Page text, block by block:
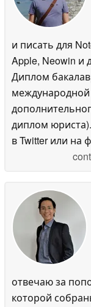
и писать для
Apple, Neowin и
Диплом
международной
диплом
в Twitter или на
отвечаю за
которой